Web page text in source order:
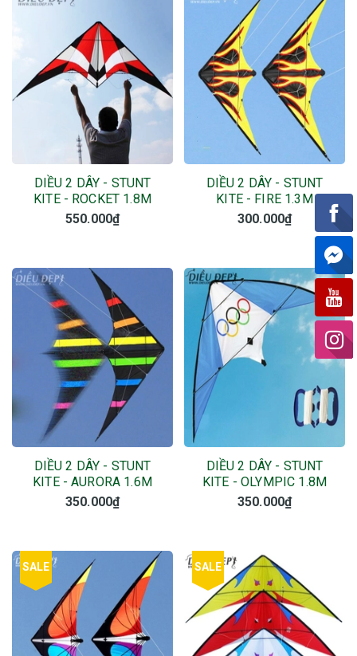
DIỀU 2 DÂY - STUNT
KITE - ROCKET 1.8M
550.000₫
DIỀU 2 DÂY - STUNT
KITE - FIRE 1.3M
300.000₫
DIỀU 2 DÂY - STUNT
KITE - AURORA 1.6M
350.000₫
DIỀU 2 DÂY - STUNT
KITE - OLYMPIC 1.8M
350.000₫
SALE SALE